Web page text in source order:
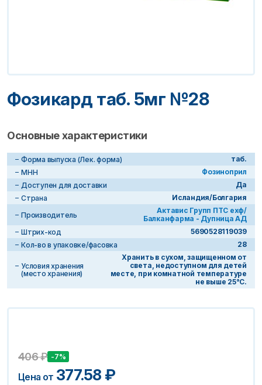
Фозикард таб. 5мг №28
Основные характеристики
Форма выпуска (Лек. форма)
таб.
МНН
Фозиноприл
Доступен для доставки
Да
Страна
Исландия/Болгария
Производитель
Актавис Групп ПТС ехф/
Балканфарма - Дупница АД
Штрих-код
5690528119039
Кол-во в упаковке/фасовка
28
Условия хранения
(место хранения)
Хранить в сухом, защищенном от
света, недоступном для детей
месте, при комнатной температуре
не выше 25°С.
406₽ -7%
Цена от 377.58 ₽